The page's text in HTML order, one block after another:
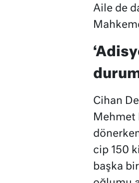
Aile de
Cihan
Mehmet
cip 150
başka